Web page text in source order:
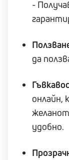
-
да
онлайн,
удобно.